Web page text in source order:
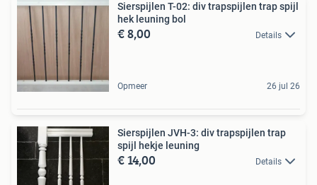
Sierspijlen T-02: div trapspijlen trap spijl
hek leuning bol
€ 8,00 Details
Opmeer 26 jul 26
Sierspijlen JVH-3: div trapspijlen trap
spijl hekje leuning
€ 14,00 Details